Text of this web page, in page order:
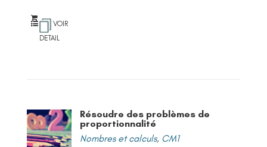
VOIR
DETAIL
Résoudre des problèmes de
proportionnalité
Nombres et calculs, CM1